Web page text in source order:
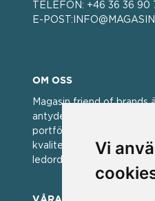
Vi
TELEFON: +46 36 36 90
E-POST:
OM OSS
Magasin friend of brands
antyder; en vän av
portfölj med välkända
kvalitet. För oss har
ledorden och som styrt